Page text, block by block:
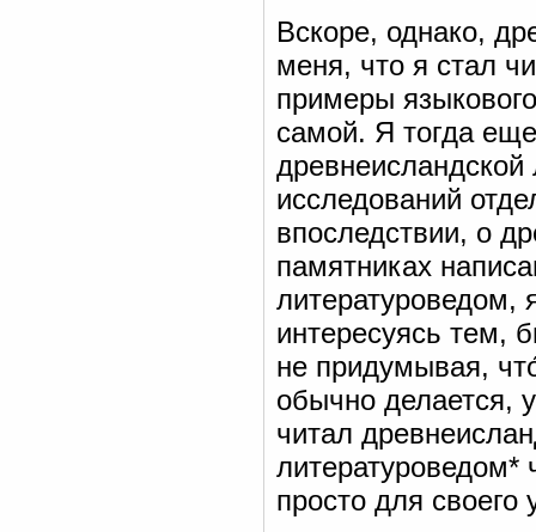
Вскоре, однако,
меня, что я стал
примеры
самой. Я тогда
древнеисландской
исследований
впоследствии, о
памятниках
литературоведом,
интересуясь тем,
не придумывая,
обычно делается,
читал
литературоведом*
просто для своего